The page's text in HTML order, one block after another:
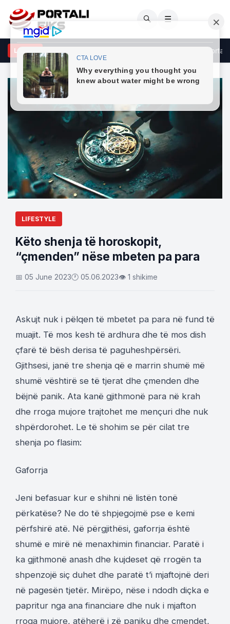
🔍 ☰
LAJME– Rron Gjinovci ‘shpërthen’ ndaj opozitës, kritika të forta për
LIFESTYLE
Këto shenja të horoskopit,
“çmenden” nëse mbeten pa para
📅 05 June 2023🕐 05.06.2023👁 1 shikime
Askujt nuk i pëlqen të mbetet pa para në fund të
muajit. Të mos kesh të ardhura dhe të mos dish
çfarë të bësh derisa të paguheshpërsëri.
Gjithsesi, janë tre shenja që e marrin shumë më
shumë vështirë se të tjerat dhe çmenden dhe
bëjnë panik. Ata kanë gjithmonë para në krah
dhe rroga mujore trajtohet me mençuri dhe nuk
shpërdorohet. Le të shohim se për cilat tre
shenja po flasim:
Gaforrja
Jeni befasuar kur e shihni në listën tonë
përkatëse? Ne do të shpjegojmë pse e kemi
përfshirë atë. Në përgjithësi, gaforrja është
shumë e mirë në menaxhimin financiar. Paratë i
ka gjithmonë anash dhe kujdeset që rrogën ta
shpenzojë siç duhet dhe paratë t’i mjaftojnë deri
në pagesën tjetër. Mirëpo, nëse i ndodh diçka e
papritur nga ana financiare dhe nuk i mjafton
rroga mujore, atëherë i zë paniku dhe çmendet,